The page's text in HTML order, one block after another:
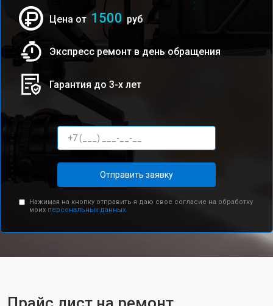
Цена от 1500 руб
Экспресс ремонт в день обращения
Гарантия до 3-х лет
Отправить заявку
Нажимая на кнопку отправить я даю свое согласие на обработку
моих персональных данных.